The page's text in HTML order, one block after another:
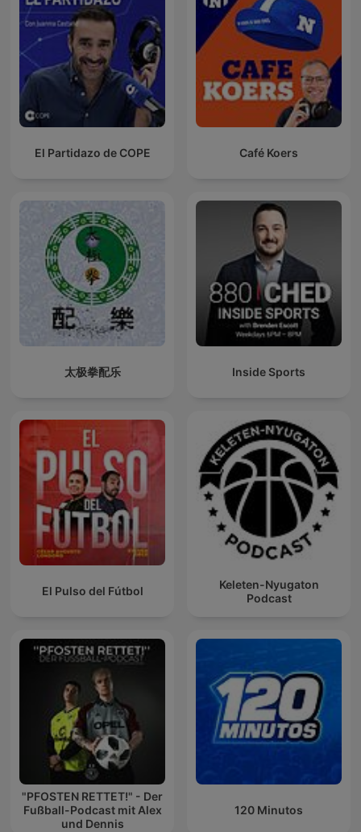
El Partidazo de COPE Café Koers
太极拳配乐 Inside Sports
El Pulso del Fútbol
Keleten-Nyugaton
Podcast
"PFOSTEN RETTET!" - Der
Fußball-Podcast mit Alex
und Dennis
120 Minutos